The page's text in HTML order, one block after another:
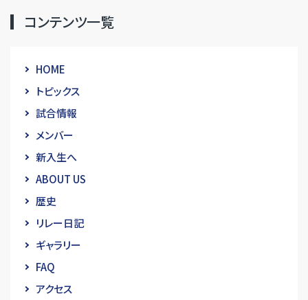
コンテンツ一覧
HOME
トピックス
試合情報
メンバー
新入生へ
ABOUT US
歴史
リレー日記
ギャラリー
FAQ
アクセス